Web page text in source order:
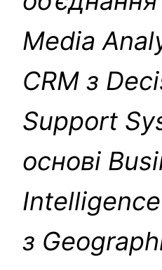
Media
CRM з
Support
основі
Intelligence
з